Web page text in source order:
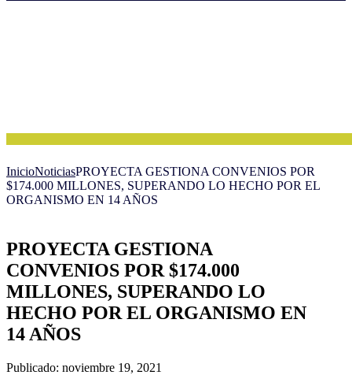
InicioNoticiasPROYECTA GESTIONA CONVENIOS POR
$174.000 MILLONES, SUPERANDO LO HECHO POR EL
ORGANISMO EN 14 AÑOS
PROYECTA GESTIONA
CONVENIOS POR $174.000
MILLONES, SUPERANDO LO
HECHO POR EL ORGANISMO EN
14 AÑOS
Publicado: noviembre 19, 2021